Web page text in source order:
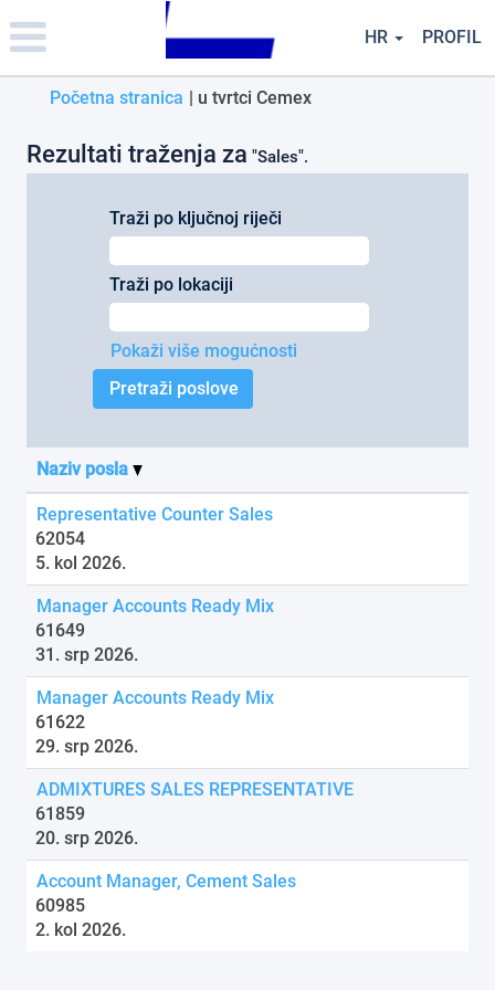
note:
This
website
includes
accessibility
system.
HR PROFIL
Početna stranica | u tvrtci Cemex(trenutačna
Rezultati traženja za "Sales".
Traži po ključnoj riječi
Traži po lokaciji
Pokaži više mogućnosti
Naziv posla
Representative Counter Sales
62054
5. kol 2026.
Manager Accounts Ready Mix
61649
31. srp 2026.
Manager Accounts Ready Mix
61622
29. srp 2026.
ADMIXTURES SALES REPRESENTATIVE
61859
20. srp 2026.
Account Manager, Cement Sales
60985
2. kol 2026.